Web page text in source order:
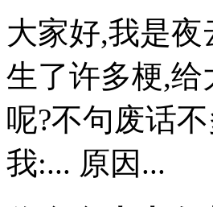
大家好,我是
生了许多梗,
呢?不句废话
我:... 原因...